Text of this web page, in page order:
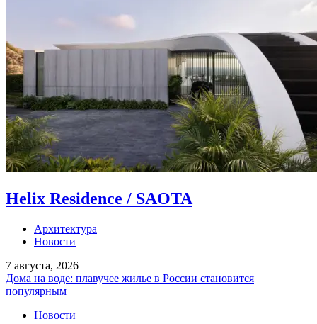
Helix Residence / SAOTA
Архитектура
Новости
7 августа, 2026
Дома на воде: плавучее жилье в России становится
популярным
Новости